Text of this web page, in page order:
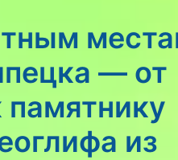
— от
памятнику
из